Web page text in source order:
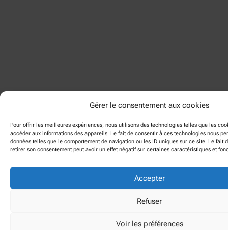
Gérer le consentement aux cookies
Pour offrir les meilleures expériences, nous utilisons des technologies telles que les
accéder aux informations des appareils. Le fait de consentir à ces technologies nous
données telles que le comportement de navigation ou les ID uniques sur ce site. Le fait
retirer son consentement peut avoir un effet négatif sur certaines caractéristiques et
Accepter
Refuser
Voir les préférences